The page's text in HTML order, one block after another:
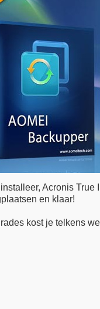
Acronis
en klaar!
kost je telkens